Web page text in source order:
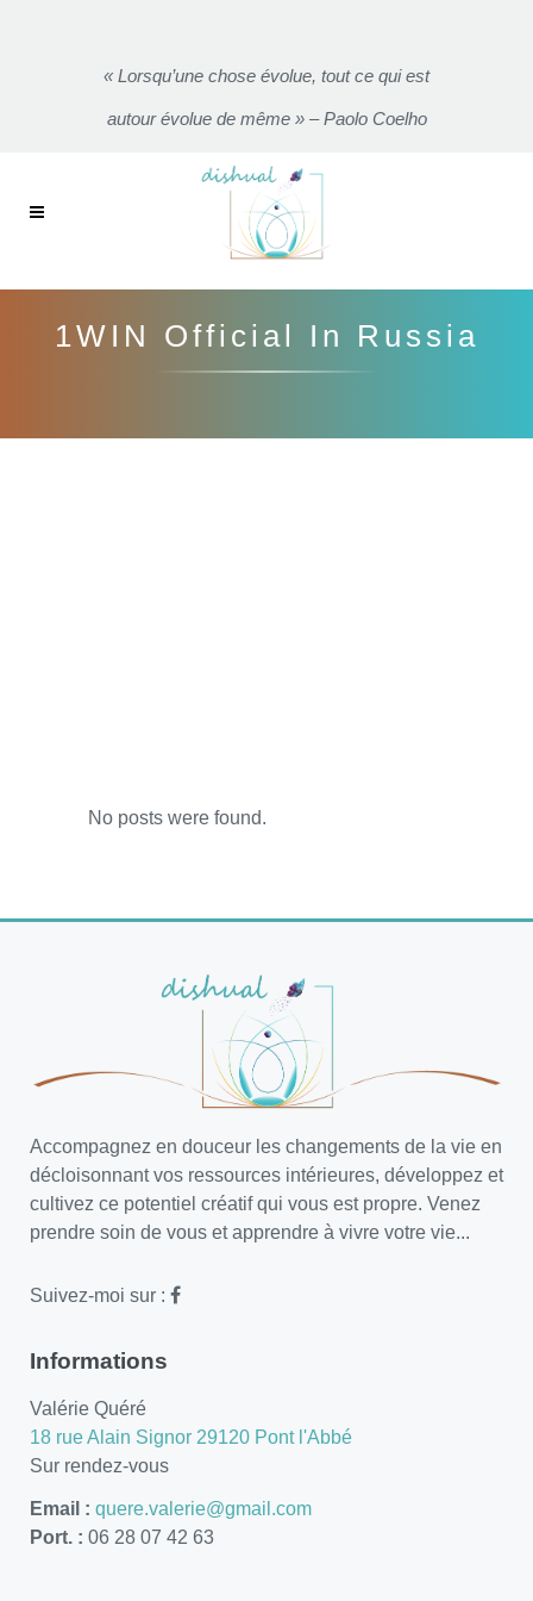
« Lorsqu’une chose évolue, tout ce qui est
autour évolue de même » – Paolo Coelho
1WIN Official In Russia
No posts were found.
Accompagnez en douceur les changements de la vie en
décloisonnant vos ressources intérieures, développez et
cultivez ce potentiel créatif qui vous est propre. Venez
prendre soin de vous et apprendre à vivre votre vie...
Suivez-moi sur :
Informations
Valérie Quéré
18 rue Alain Signor 29120 Pont l'Abbé
Sur rendez-vous
Email : quere.valerie@gmail.com
Port. : 06 28 07 42 63